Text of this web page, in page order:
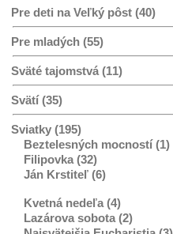
Pre deti na Veľký pôst (40)
Pre mladých (55)
Sväté tajomstvá (11)
Svätí (35)
Sviatky (195)
Beztelesných mocností (1)
Filipovka (32)
Ján Krstiteľ (6)
Kvetná nedeľa (4)
Lazárova sobota (2)